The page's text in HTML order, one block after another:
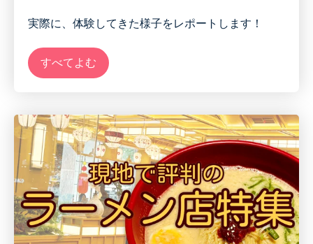
実際に、体験してきた様子をレポートします！
すべてよむ